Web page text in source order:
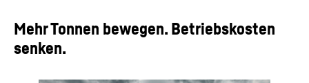
Mehr Tonnen bewegen. Betriebskosten
senken.